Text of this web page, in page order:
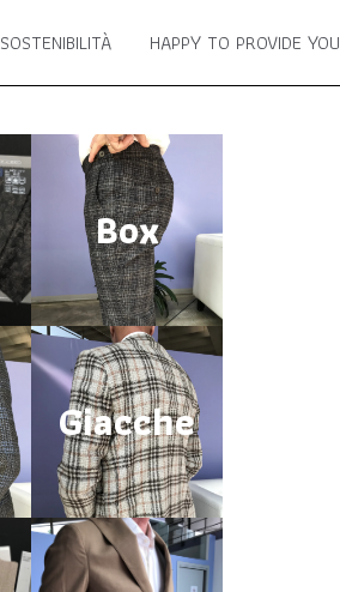
SOSTENIBILITÀ HAPPY TO PROVIDE YOU
Box
Giacche